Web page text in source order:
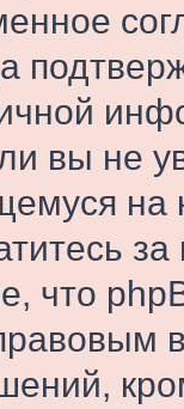
вы не
что